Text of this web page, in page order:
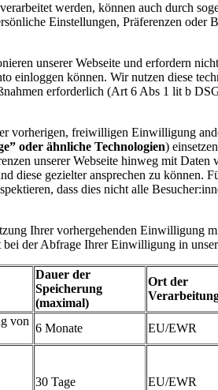
werden, können auch durch
Einstellungen, Präferenzen
unserer Webseite und erfordern
einloggen können. Wir nutzen diese
erforderlich (Art 6 Abs 1 lit b
vorherigen, freiwilligen Einwilligung
oder ähnliche Technologien)
unserer Webseite hinweg mit
diese gezielter ansprechen zu
dass dies nicht alle
Ihrer vorhergehenden
der Abfrage Ihrer Einwilligung in
Dauer der
Speicherung
(maximal)
Ort der
von
6 Monate EU/EWR
30 Tage EU/EWR